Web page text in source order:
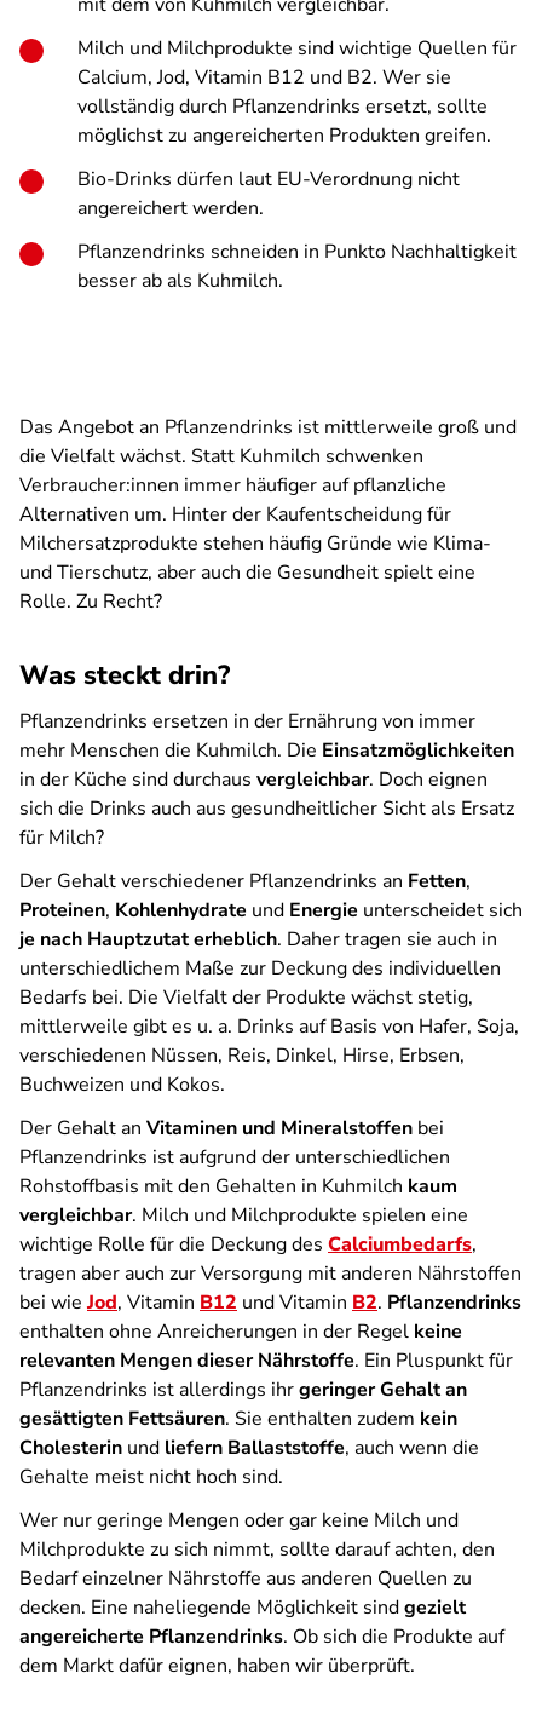
Milch und Milchprodukte sind wichtige Quellen für
Calcium, Jod, Vitamin B12 und B2. Wer sie
vollständig durch Pflanzendrinks ersetzt, sollte
möglichst zu angereicherten Produkten greifen.
Bio-Drinks dürfen laut EU-Verordnung nicht
angereichert werden.
Pflanzendrinks schneiden in Punkto Nachhaltigkeit
besser ab als Kuhmilch.
Das Angebot an Pflanzendrinks ist mittlerweile groß und
die Vielfalt wächst. Statt Kuhmilch schwenken
Verbraucher:innen immer häufiger auf pflanzliche
Alternativen um. Hinter der Kaufentscheidung für
Milchersatzprodukte stehen häufig Gründe wie Klima-
und Tierschutz, aber auch die Gesundheit spielt eine
Rolle. Zu Recht?
Was steckt drin?
Pflanzendrinks ersetzen in der Ernährung von immer
mehr Menschen die Kuhmilch. Die Einsatzmöglichkeiten
in der Küche sind durchaus vergleichbar. Doch eignen
sich die Drinks auch aus gesundheitlicher Sicht als Ersatz
für Milch?
Der Gehalt verschiedener Pflanzendrinks an Fetten,
Proteinen, Kohlenhydrate und Energie unterscheidet sich
je nach Hauptzutat erheblich. Daher tragen sie auch in
unterschiedlichem Maße zur Deckung des individuellen
Bedarfs bei. Die Vielfalt der Produkte wächst stetig,
mittlerweile gibt es u. a. Drinks auf Basis von Hafer, Soja,
verschiedenen Nüssen, Reis, Dinkel, Hirse, Erbsen,
Buchweizen und Kokos.
Der Gehalt an Vitaminen und Mineralstoffen bei
Pflanzendrinks ist aufgrund der unterschiedlichen
Rohstoffbasis mit den Gehalten in Kuhmilch kaum
vergleichbar. Milch und Milchprodukte spielen eine
wichtige Rolle für die Deckung des Calciumbedarfs,
tragen aber auch zur Versorgung mit anderen Nährstoffen
bei wieJod, Vitamin B12 und Vitamin B2. Pflanzendrinks
enthalten ohne Anreicherungen in der Regel keine
relevanten Mengen dieser Nährstoffe. Ein Pluspunkt für
Pflanzendrinks ist allerdings ihrgeringer Gehalt an
gesättigten Fettsäuren. Sie enthalten zudem kein
Cholesterin und liefern Ballaststoffe, auch wenn die
Gehalte meist nicht hoch sind.
Wer nur geringe Mengen oder gar keine Milch und
Milchprodukte zu sich nimmt, sollte darauf achten, den
Bedarf einzelner Nährstoffe aus anderen Quellen zu
decken. Eine naheliegende Möglichkeit sindgezielt
angereicherte Pflanzendrinks. Ob sich die Produkte auf
dem Markt dafür eignen, haben wir überprüft.